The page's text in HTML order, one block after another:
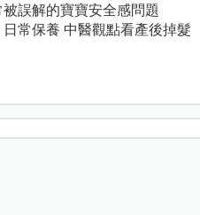
誤解的寶寶安全感問題
常保養 中醫觀點看產後掉髮